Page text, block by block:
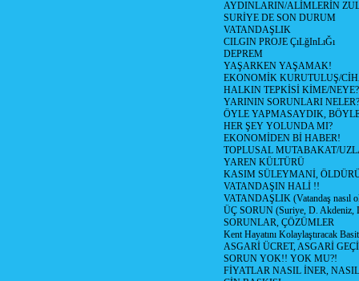
AYDINLARIN/ALİMLERİN
SURİYE DE SON DURUM
VATANDAŞLIK
CILGIN PROJE ÇıLğInLıĞı
DEPREM
YAŞARKEN YAŞAMAK!
EKONOMİK KURUTULUŞ/
HALKIN TEPKİSİ KİME/NEYE?
YARININ SORUNLARI NELER?
ÖYLE YAPMASAYDIK,
HER ŞEY YOLUNDA MI?
EKONOMİDEN Bİ HABER!
TOPLUSAL MUTABAKAT/
YAREN KÜLTÜRÜ
KASIM SÜLEYMANİ,
VATANDAŞIN HALİ !!
VATANDAŞLIK (Vatandaş nasıl
ÜÇ SORUN (Suriye, D. Akdeniz,
SORUNLAR, ÇÖZÜMLER
Kent Hayatını Kolaylaştıracak
ASGARİ ÜCRET, ASGARİ
SORUN YOK!! YOK MU?!
FİYATLAR NASIL İNER,